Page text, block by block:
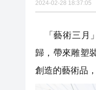
2024-02-28 18:37:05
「藝術三月
歸，帶來雕塑
創造的藝術品